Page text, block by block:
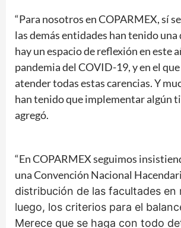
“Para nosotros en COPARMEX, sí
las demás entidades han tenido
hay un espacio de reflexión en este
pandemia del COVID-19, y en el
atender todas estas carencias. Y
han tenido que implementar algún
agregó.
“En COPARMEX seguimos
una Convención Nacional
distribución de las facultades
luego, los criterios para el
Merece que se haga con todo